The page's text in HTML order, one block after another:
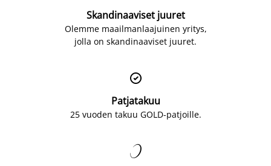
Skandinaaviset juuret
Olemme maailmanlaajuinen yritys,
jolla on skandinaaviset juuret.

Patjatakuu
25 vuoden takuu GOLD-patjoille.
